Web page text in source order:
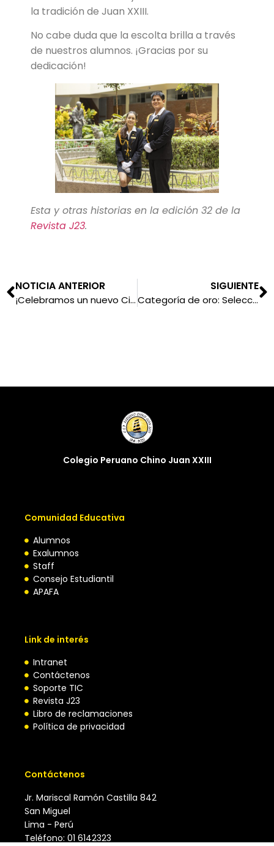
la tradición de Juan XXIII.
No cabe duda que la escolta brilla a través
de nuestros alumnos. ¡Gracias por su
dedicación!
Esta y otras historias en la edición 32 de la
Revista J23.
NOTICIA ANTERIOR
¡Celebramos un nuevo Circuito Vocacional Profesional en Juan XXIII!
SIGUIENTE
Categoría de oro: Selección de vóley se corona tricampeona en torneo Adecore
Colegio Peruano Chino Juan XXIII
Comunidad Educativa
Alumnos
Exalumnos
Staff
Consejo Estudiantil
APAFA
Link de interés
Intranet
Contáctenos
Soporte TIC
Revista J23
Libro de reclamaciones
Política de privacidad
Contáctenos
Jr. Mariscal Ramón Castilla 842
San Miguel
Lima - Perú
Teléfono: 01 6142323